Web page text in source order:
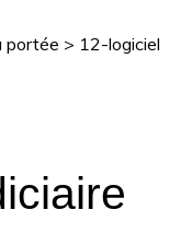
portée > 12-logiciel